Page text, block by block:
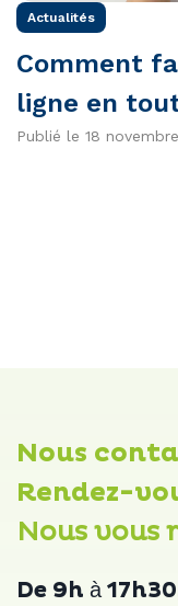
Actualités
Comment
ligne en
Publié le 18
Nous
Rendez-
Nous vous
De 9h à